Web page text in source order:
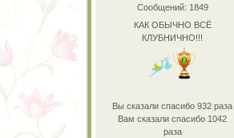
Сообщений: 1849
КАК ОБЫЧНО ВСЁ
КЛУБНИЧНО!!!
Вы сказали спасибо 932 раза
Вам сказали спасибо 1042
раза